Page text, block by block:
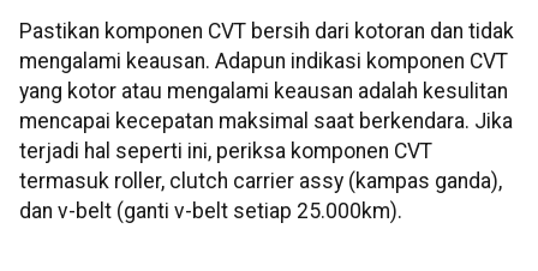
Pastikan komponen CVT bersih dari kotoran dan tidak
mengalami keausan. Adapun indikasi komponen CVT
yang kotor atau mengalami keausan adalah kesulitan
mencapai kecepatan maksimal saat berkendara. Jika
terjadi hal seperti ini, periksa komponen CVT
termasuk roller, clutch carrier assy (kampas ganda),
dan v-belt (ganti v-belt setiap 25.000km).